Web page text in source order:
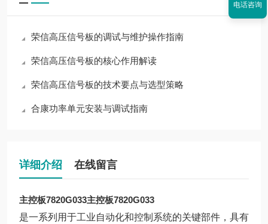
荣信高压信号板的调试与维护操作指南
荣信高压信号板的核心作用解读
荣信高压信号板的技术要点与选型策略
合康功率单元安装与调试指南
详细介绍 在线留言
主控板7820G033主控板7820G033
是一系列用于工业自动化和控制系统的关键部件，具有
电话咨询